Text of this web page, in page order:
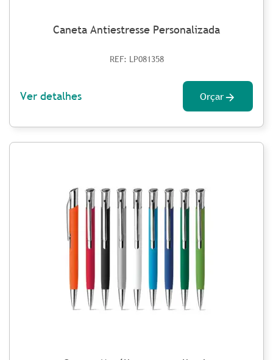
Caneta Antiestresse Personalizada
REF: LP081358
Ver detalhes Orçar